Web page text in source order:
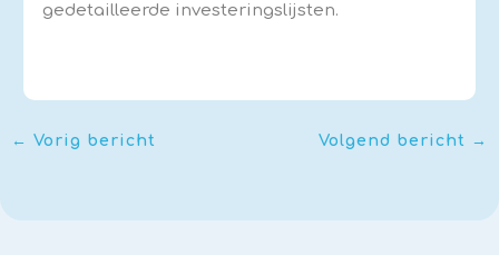
gedetailleerde investeringslijsten.
← Vorig bericht Volgend bericht →